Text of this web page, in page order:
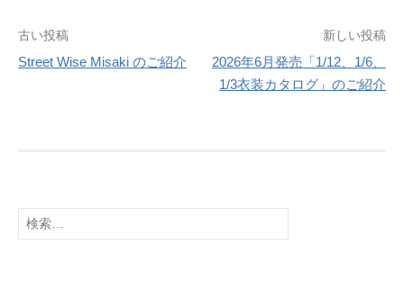
投
稿
ー
シ
古い投稿
Street Wise Misaki のご紹介
新しい投稿
2026年6月発売「1/12、1/6、
1/3衣装カタログ」のご紹介
検
索: